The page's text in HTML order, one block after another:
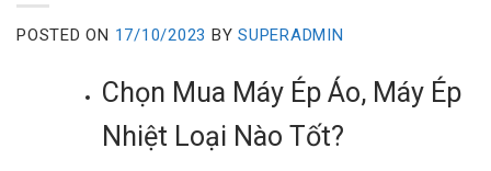
POSTED ON 17/10/2023 BY SUPERADMIN
Chọn Mua Máy Ép Áo, Máy Ép
Nhiệt Loại Nào Tốt?